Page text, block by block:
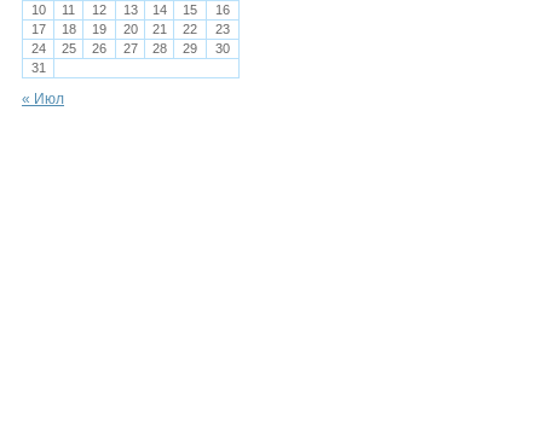
10
11 12 13 14 15
16
17
18 19 20 21 22
23
24
25 26 27 28 29
30
31
« Июл